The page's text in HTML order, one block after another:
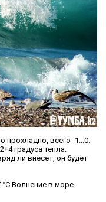
прохладно, всего -1...0.
градуса тепла.
ли внесет, он будет
в море